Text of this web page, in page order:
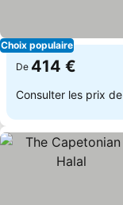
Choix populaire
De 414 €
Consulter les prix de